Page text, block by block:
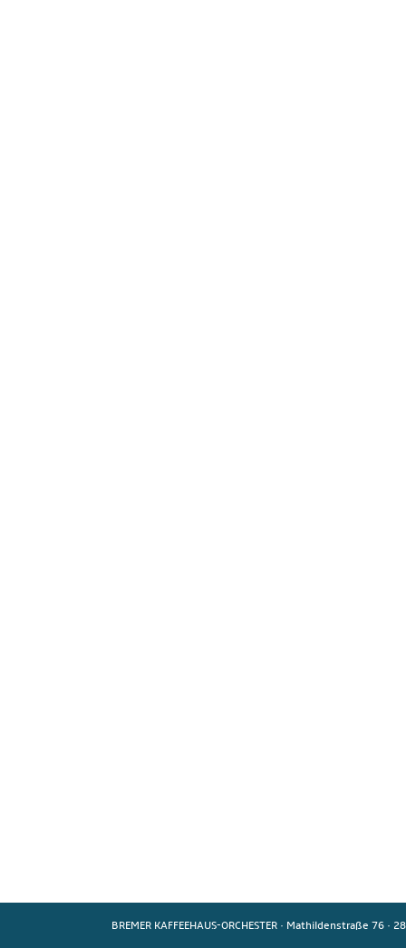
BREMER KAFFEEHAUS-ORCHESTER · Mathildenstraße 76 ·